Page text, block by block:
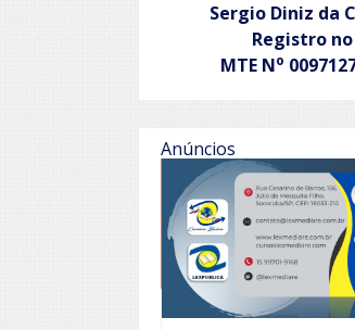
Sergio Diniz da
Registro no
MTE No
Anúncios